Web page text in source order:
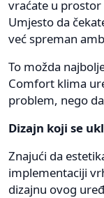
vraćate u
Umjesto da
već spreman
To možda
Comfort klima
problem, nego
Dizajn koji se
Znajući da
implementaciji
dizajnu ovog